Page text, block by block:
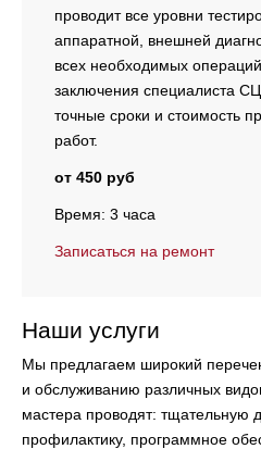
проводит все уровни
аппаратной, внешней
всех необходимых
заключения специалиста
точные сроки и стоимость
работ.
от 450 руб
Время: 3 часа
Записаться на ремонт
Наши услуги
Мы предлагаем широкий
и обслуживанию различных
мастера проводят: тщательную
профилактику, программное